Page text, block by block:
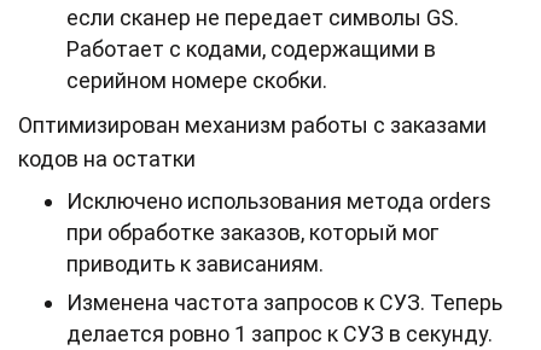
если сканер не передает символы GS.
Работает с кодами, содержащими в
серийном номере скобки.
Оптимизирован механизм работы с заказами
кодов на остатки
Исключено использования метода orders
при обработке заказов, который мог
приводить к зависаниям.
Изменена частота запросов к СУЗ. Теперь
делается ровно 1 запрос к СУЗ в секунду.